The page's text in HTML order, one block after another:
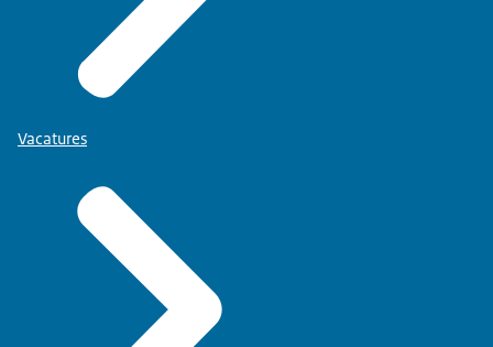
Vacatures